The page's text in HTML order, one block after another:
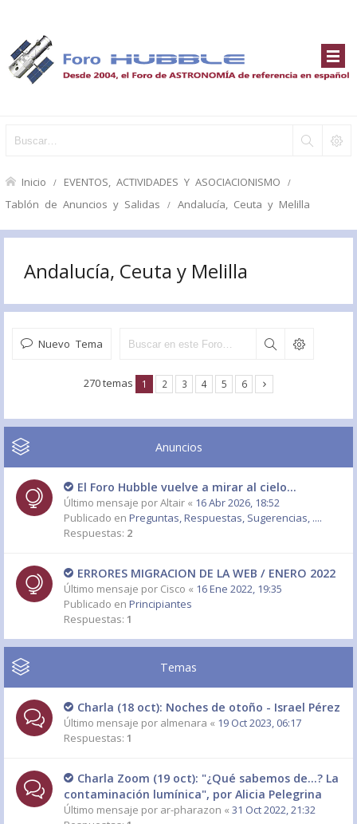
Inicio EVENTOS, ACTIVIDADES Y ASOCIACIONISMO
Tablón de Anuncios y Salidas Andalucía, Ceuta y Melilla
Andalucía, Ceuta y Melilla
Nuevo Tema
270 temas 1 2 3 4 5 6
Anuncios
El Foro Hubble vuelve a mirar al cielo...
Último mensaje porAltair « 16 Abr 2026, 18:52
Publicado en Preguntas, Respuestas, Sugerencias, ....
Respuestas: 2
ERRORES MIGRACION DE LA WEB / ENERO 2022
Último mensaje por Cisco « 16 Ene 2022, 19:35
Publicado en Principiantes
Respuestas: 1
Temas
Charla (18 oct): Noches de otoño - Israel Pérez
Último mensaje por almenara « 19 Oct 2023, 06:17
Respuestas: 1
Charla Zoom (19 oct): "¿Qué sabemos de...? La
contaminación lumínica", por Alicia Pelegrina
Último mensaje por ar-pharazon « 31 Oct 2022, 21:32